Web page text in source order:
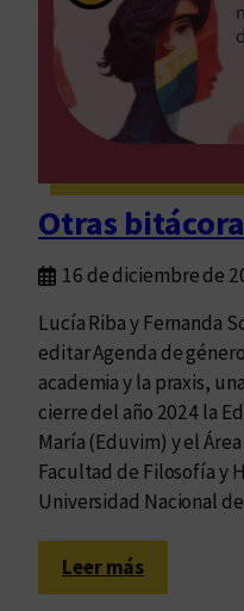
Otras
16 de diciembre de
Lucía Riba y Fernanda
editar Agenda de
academia y la praxis,
cierre del año 2024 la
María (Eduvim) y el
Facultad de Filosofía y
Universidad Nacional
Leer más:
O